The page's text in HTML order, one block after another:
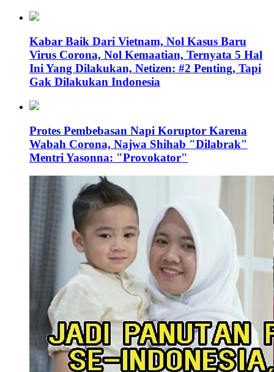
Kabar Baik Dari Vietnam, Nol Kasus Baru
Virus Corona, Nol Kemaatian, Ternyata 5 Hal
Ini Yang Dilakukan, Netizen: #2 Penting, Tapi
Gak Dilakukan Indonesia
Protes Pembebasan Napi Koruptor Karena
Wabah Corona, Najwa Shihab "Dilabrak"
Mentri Yasonna: "Provokator"